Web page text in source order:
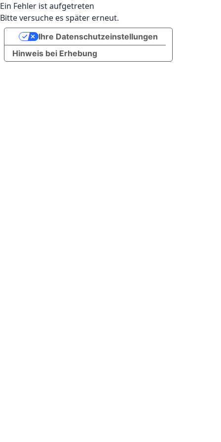
Ein Fehler ist aufgetreten
Bitte versuche es später erneut.
Hinweis bei Erhebung
Ihre Datenschutzeinstellungen